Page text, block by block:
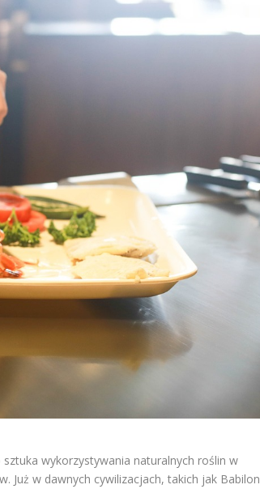
wykorzystywania naturalnych roślin w
Już w dawnych cywilizacjach, takich jak Babilon